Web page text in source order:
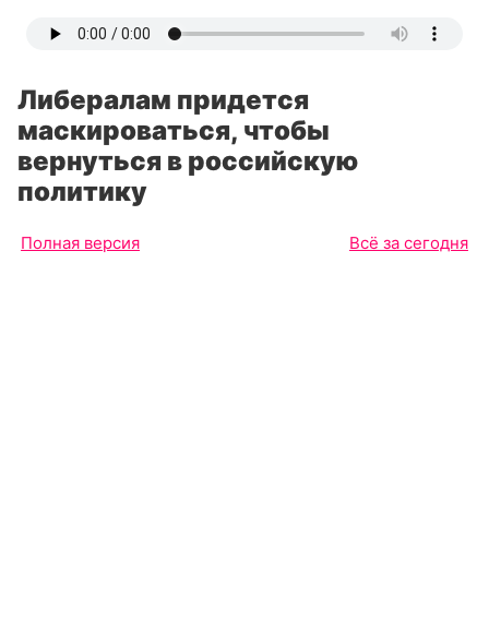
Либералам придется
маскироваться, чтобы
вернуться в российскую
политику
Полная версия Всё за сегодня